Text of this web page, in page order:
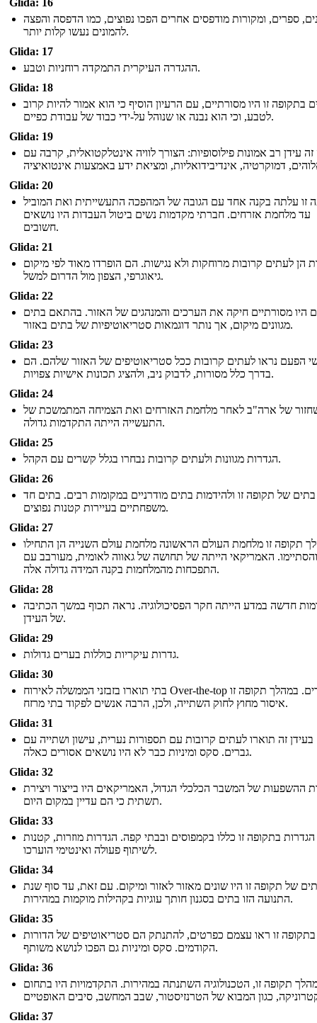
Glida: 16
ספרים, ומקורות מודפסים אחרים הפכו נפוצים, כמו הדפסה והפצה
להמונים נעשו קלות יותר.
Glida: 17
ההגדרה העיקרית התמקדה רוחניות וטבע.
Glida: 18
בתקופה זו היו מסורתיים, עם הרעיון הוסיף כי הוא אמור להיות קרוב
לטבע, וכי הוא נבנה או שנוהל על-ידי כבוד של עבודת כפיים.
Glida: 19
זה עידן רב אמונות פילוסופיות: הצורך לוויה אינטלקטואלית, קרבה עם
Glida: 20
זו עלתה בקנה אחד עם הגובה של המהפכה התעשייתית ואת המוביל
עד מלחמת אזרחים. חברתי מקדמות נשים ביטול העבדות היו נושאים
חשובים.
Glida: 21
הן לעתים קרובות מרוחקות ולא נגישות. הם הופרדו מאוד לפי מיקום
גיאוגרפי, הצפון מול הדרום למשל.
Glida: 22
היו מסורתיים חיקה את הערכים והמנהגים של האזור. בהתאם בתים
מגוונים מיקום, אך נותר דוגמאות סטריאוטיפיות של בתים באזור.
Glida: 23
הפעם נראו לעתים קרובות ככל סטריאוטיפים של האזור שלהם. הם
בדרך כלל מסורות, לדבוק ניב, ולהציג תכונות אישיות צפויות.
Glida: 24
של ארה"ב לאחר מלחמת האזרחים ואת הצמיחה המתמשכת של
התעשייה הייתה התקדמות גדולה.
Glida: 25
הגדרות מגוונות ולעתים קרובות נבחרו בגלל קשרים עם הקהל.
Glida: 26
בתים של תקופה זו ולהידמות בתים מודרניים במקומות רבים. בתים חד
משפחתיים בעיירות קטנות נפוצים.
Glida: 27
תקופה זו מלחמת העולם הראשונה מלחמת עולם השנייה הן התחילו
והסתיימו. האמריקאי הייתה של תחושה של גאווה לאומית, מעורבב עם
התפכחות מהמלחמות בקנה המידה גדולה אלה.
Glida: 28
חדשה במדע הייתה חקר הפסיכולוגיה. נראה תכוף במשך הכתיבה
של העידן.
Glida: 29
גדרות עיקריות כוללות בערים גדולות.
Glida: 30
בתי תוארו בזבזני הממשלה לאירוח Over-the-top הצדדים. במהלך תקופה זו
איסור מחוץ לחוק השתייה, ולכן, הרבה אנשים לפקוד בתי מרזח.
Glida: 31
בעידן זה תוארו לעתים קרובות עם תספורות נערית, עישון ושתייה עם
גברים. סקס ומיניות כבר לא היו נושאים אסורים כאלה.
Glida: 32
ההשפעות של המשבר הכלכלי הגדול, האמריקאים היו בייצור ויצירת
תשתית כי הם עדיין במקום היום.
Glida: 33
הגדרות בתקופה זו כללו בקמפוסים ובבתי קפה. הגדרות מוזרות, קטנות
לשיתוף פעולה ואינטימי הוערכו.
Glida: 34
של תקופה זו היו שונים מאזור לאזור ומיקום. עם זאת, עד סוף שנת
התנועה הזו בתים בסגנון חותך עוגיות בקהילות מוקמות במהירות.
Glida: 35
זו ראו עצמם כפרטים, להתנתק הם סטריאוטיפים של הדורות
הקודמים. סקס ומיניות גם הפכו לנושא משותף.
Glida: 36
תקופה זו, הטכנולוגיה השתנתה במהירות. התקדמויות היו בתחום
Glida: 37